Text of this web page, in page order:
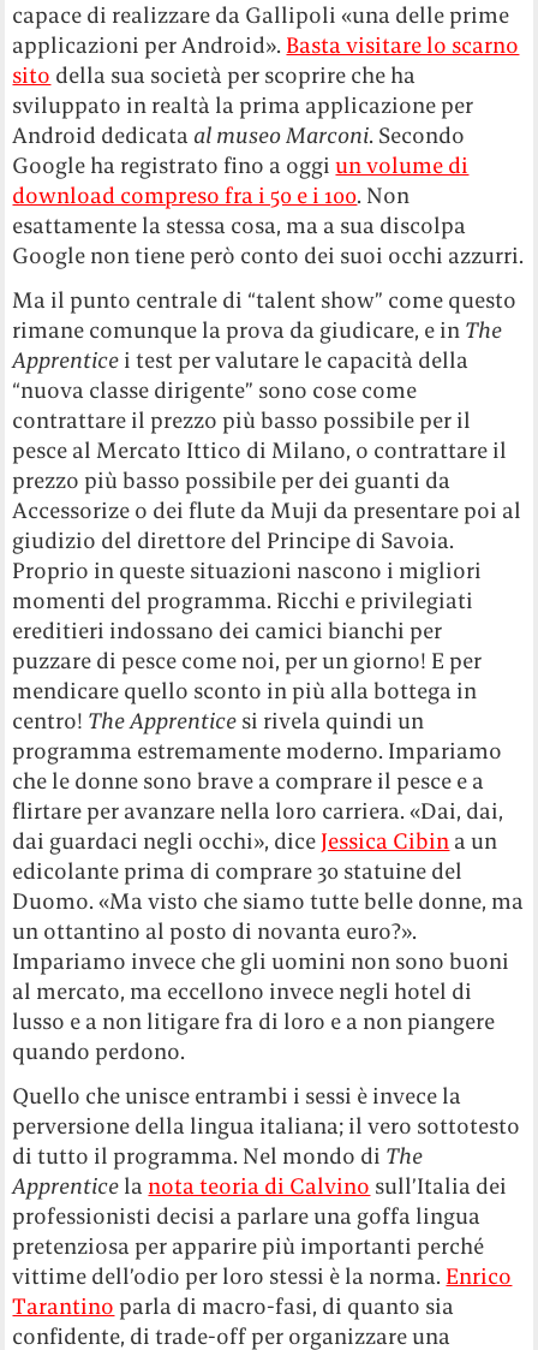
capace di realizzare da Gallipoli «una delle prime
applicazioni per Android». Basta visitare lo scarno
sito della sua società per scoprire che ha
sviluppato in realtà la prima applicazione per
Android dedicata al museo Marconi. Secondo
Google ha registrato fino a oggiun volume di
download compreso fra i 50 e i 100. Non
esattamente la stessa cosa, ma a sua discolpa
Google non tiene però conto dei suoi occhi azzurri.
Ma il punto centrale di “talent show” come questo
rimane comunque la prova da giudicare, e in The
Apprentice i test per valutare le capacità della
“nuova classe dirigente” sono cose come
contrattare il prezzo più basso possibile per il
pesce al Mercato Ittico di Milano, o contrattare il
prezzo più basso possibile per dei guanti da
Accessorize o dei flute da Muji da presentare poi al
giudizio del direttore del Principe di Savoia.
Proprio in queste situazioni nascono i migliori
momenti del programma. Ricchi e privilegiati
ereditieri indossano dei camici bianchi per
puzzare di pesce come noi, per un giorno! E per
mendicare quello sconto in più alla bottega in
centro! The Apprentice si rivela quindi un
programma estremamente moderno. Impariamo
che le donne sono brave a comprare il pesce e a
flirtare per avanzare nella loro carriera. «Dai, dai,
dai guardaci negli occhi», dice Jessica Cibin a un
edicolante prima di comprare 30 statuine del
Duomo. «Ma visto che siamo tutte belle donne, ma
un ottantino al posto di novanta euro?».
Impariamo invece che gli uomini non sono buoni
al mercato, ma eccellono invece negli hotel di
lusso e a non litigare fra di loro e a non piangere
quando perdono.
Quello che unisce entrambi i sessi è invece la
perversione della lingua italiana; il vero sottotesto
di tutto il programma. Nel mondo di The
Apprentice la nota teoria di Calvino sull’Italia dei
professionisti decisi a parlare una goffa lingua
pretenziosa per apparire più importanti perché
vittime dell’odio per loro stessi è la norma. Enrico
Tarantino parla di macro-fasi, di quanto sia
confidente, di trade-off per organizzare una